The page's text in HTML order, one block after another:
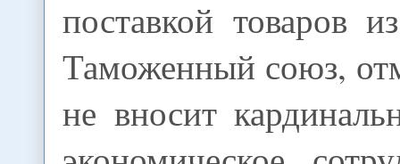
поставкой товаров
Таможенный союз,
не вносит